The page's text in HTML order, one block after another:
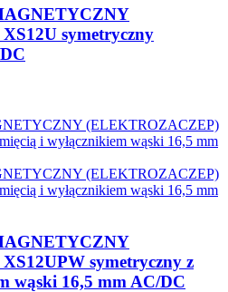
symetryczny
symetryczny z
wąski 16,5 mm AC/DC